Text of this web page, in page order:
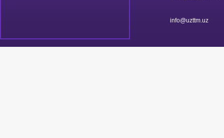
info@uzttm.uz